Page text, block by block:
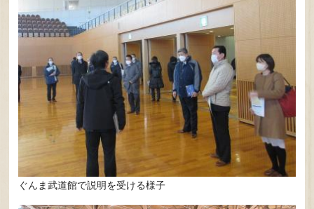
​ぐんま武道館で説明を受ける様子